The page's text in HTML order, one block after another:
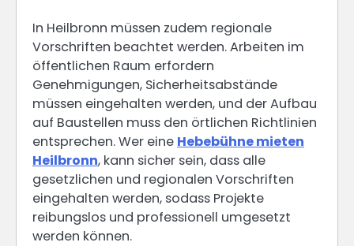
In Heilbronn müssen zudem regionale
Vorschriften beachtet werden. Arbeiten im
öffentlichen Raum erfordern
Genehmigungen, Sicherheitsabstände
müssen eingehalten werden, und der Aufbau
auf Baustellen muss den örtlichen Richtlinien
entsprechen. Wer eine Hebebühne mieten
Heilbronn, kann sicher sein, dass alle
gesetzlichen und regionalen Vorschriften
eingehalten werden, sodass Projekte
reibungslos und professionell umgesetzt
werden können.